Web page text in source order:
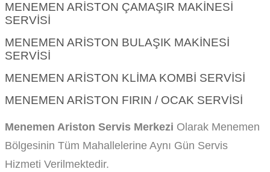
MENEMEN ARISTON ÇAMAŞIR MAKINESI
SERVISI
MENEMEN ARISTON BULAŞIK MAKINESI
SERVISI
MENEMEN ARISTON KLIMA KOMBI SERVISI
MENEMEN ARISTON FIRIN / OCAK SERVISI
Menemen Ariston Servis Merkezi Olarak Menemen
Bölgesinin Tüm Mahallelerine Aynı Gün Servis
Hizmeti Verilmektedir.